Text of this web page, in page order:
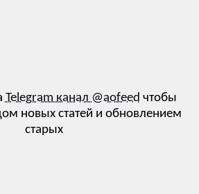
Telegram канал @aofeed чтобы
новых статей и обновлением
старых